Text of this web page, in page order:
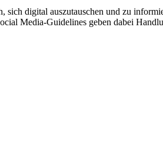
digital auszutauschen und zu
Media-Guidelines geben dabei